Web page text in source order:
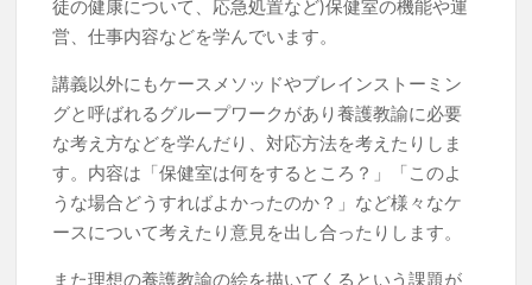
徒の健康について、応急処置など)保健室の機能や運
営、仕事内容などを学んでいます。
講義以外にもケースメソッドやブレインストーミン
グと呼ばれるグループワークがあり養護教諭に必要
な考え方などを学んだり、対応方法を考えたりしま
す。内容は「保健室は何をするところ？」「このよ
うな場合どうすればよかったのか？」など様々なケ
ースについて考えたり意見を出し合ったりします。
また理想の養護教諭の絵を描いてくるという課題が